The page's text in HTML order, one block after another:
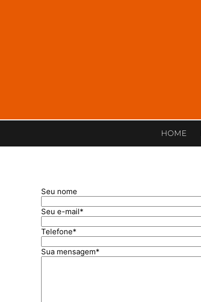
HOME
Seu nome
Seu e-mail*
Telefone*
Sua mensagem*